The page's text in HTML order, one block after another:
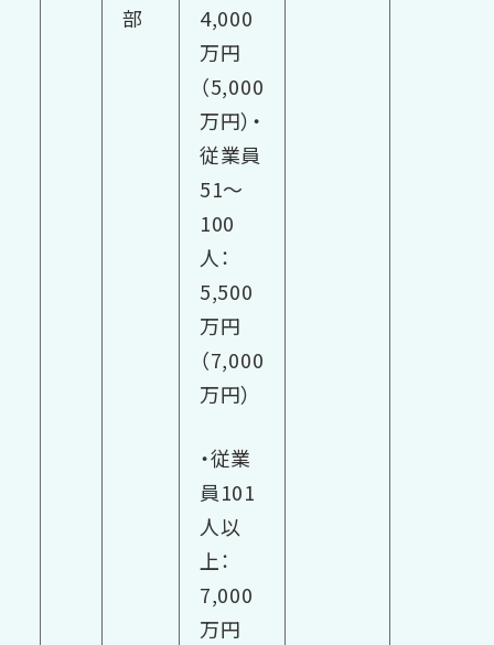
部
4,000
万円
（5,000
万円） ・
従業員
51～
100
人：
5,500
万円
（7,000
万円）
・従業
員101
人以
上：
7,000
万円